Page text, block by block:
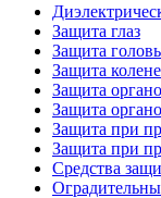
Защита глаз
Защита
Защита
Защита
Защита
Защита при
Защита при
Средства